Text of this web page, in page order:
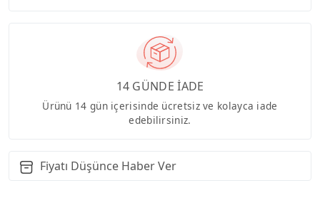
14 GÜNDE İADE
Ürünü 14 gün içerisinde ücretsiz ve kolayca iade
edebilirsiniz.
Fiyatı Düşünce Haber Ver